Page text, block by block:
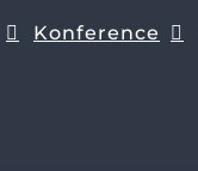
Konference